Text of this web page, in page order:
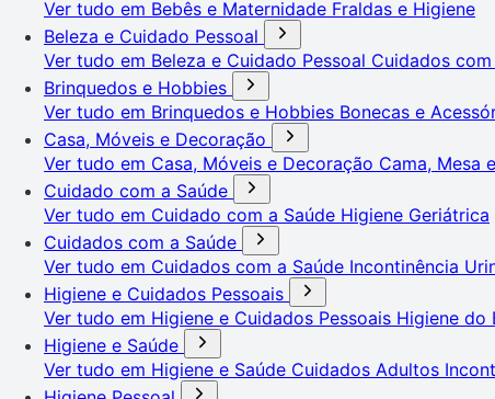
Ver tudo em Bebês e Maternidade Fraldas e Higiene
Beleza e Cuidado Pessoal
Ver tudo em Beleza e Cuidado Pessoal Cuidados
Brinquedos e Hobbies
Ver tudo em Brinquedos e Hobbies Bonecas e
Casa, Móveis e Decoração
Ver tudo em Casa, Móveis e Decoração Cama, Mesa
Cuidado com a Saúde
Ver tudo em Cuidado com a Saúde Higiene Geriátrica
Cuidados com a Saúde
Ver tudo em Cuidados com a Saúde Incontinência
Higiene e Cuidados Pessoais
Ver tudo em Higiene e Cuidados Pessoais Higiene do
Higiene e Saúde
Ver tudo em Higiene e Saúde Cuidados Adultos